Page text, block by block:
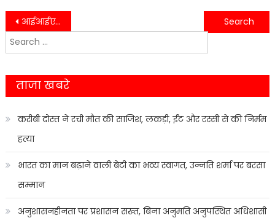
Post
navigation
आईआईएम काशीपुर में ICAL 2026 का आगाज, वैश्विक विशेषज्ञों का जमावड़ा….
हल्द्वानी में SSB जवानों को इमरजेंसी ट्रेनिंग, चंदन हॉस्पिटल की पहल….
Search
for:
ताजा खबरे
करीबी दोस्त ने रची मौत की साजिश, लकड़ी, ईंट और रस्सी से की निर्मम
हत्या
भारत का मान बढ़ाने वाली बेटी का भव्य स्वागत, उन्नति शर्मा पर बरसा
सम्मान
अनुशासनहीनता पर प्रशासन सख्त, बिना अनुमति अनुपस्थित अधिशासी